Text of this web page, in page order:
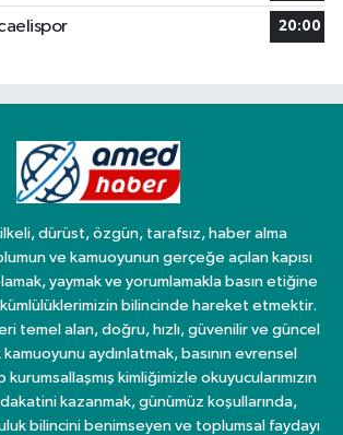
20:00
dürüst, özgün, tarafsız, haber alma
ve kamuoyunun gerçeğe açılan kapısı
yaymak ve yorumlamakla basın etiğine
bilincinde hareket etmektir.
temel alan, doğru, hızlı, güvenilir ve güncel
aydınlatmak, basının evrensel
kimliğimizle okuyucularımızın
kazanmak, günümüz koşullarında,
bilincini benimseyen ve toplumsal faydayı